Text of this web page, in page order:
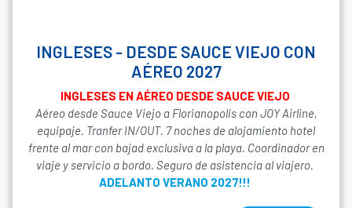
INGLESES - DESDE SAUCE VIEJO CON
AÉREO 2027
INGLESES EN AÉREO DESDE SAUCE VIEJO
Aéreo desde Sauce Viejo a Florianopolis con JOY Airline,
equipaje. Tranfer IN/OUT. 7 noches de alojamiento hotel
frente al mar con bajad exclusiva a la playa. Coordinador en
viaje y servicio a bordo. Seguro de asistencia al viajero.
ADELANTO VERANO 2027!!!